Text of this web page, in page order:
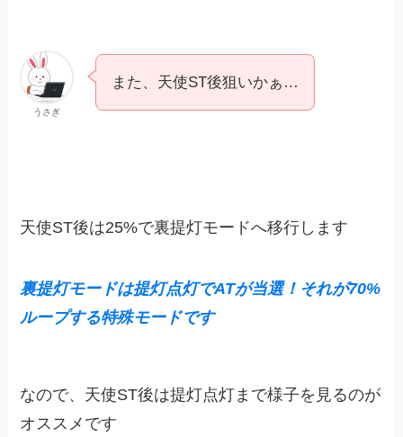
うさぎ
また、天使ST後狙いかぁ…
天使ST後は25%で裏提灯モードへ移行します
裏提灯モードは提灯点灯でATが当選！それが70%
ループする特殊モードです
なので、天使ST後は提灯点灯まで様子を見るのが
オススメです